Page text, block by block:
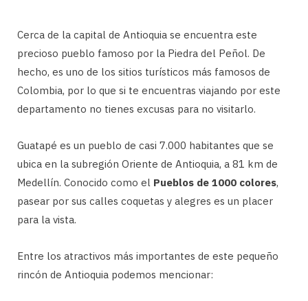
Cerca de la capital de Antioquia se encuentra este
precioso pueblo famoso por la Piedra del Peñol. De
hecho, es uno de los sitios turísticos más famosos de
Colombia, por lo que si te encuentras viajando por este
departamento no tienes excusas para no visitarlo.
Guatapé es un pueblo de casi 7.000 habitantes que se
ubica en la subregión Oriente de Antioquia, a 81 km de
Medellín. Conocido como el Pueblos de 1000 colores,
pasear por sus calles coquetas y alegres es un placer
para la vista.
Entre los atractivos más importantes de este pequeño
rincón de Antioquia podemos mencionar: